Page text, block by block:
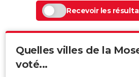
Recevoir les
Quelles villes de la
voté...